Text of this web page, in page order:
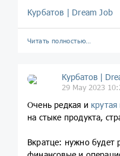
Курбатов | Dream Job
Читать полностью…
Курбатов |
29 May 2023
Очень редкая и
на стыке продукта,
Вкратце: нужно будет